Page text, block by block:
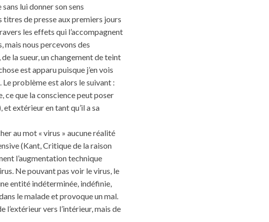
lui donner son sens
titres de presse aux premiers jours
les effets qui l’accompagnent
mais nous percevons des
la sueur, un changement de teint
est apparu puisque j’en vois
Le problème est alors le suivant :
ce que la conscience peut poser
extérieur en tant qu’il a sa
au mot « virus » aucune réalité
(Kant, Critique de la raison
l’augmentation technique
Ne pouvant pas voir le virus, le
entité indéterminée, indéfinie,
le malade et provoque un mal.
l’extérieur vers l’intérieur, mais de